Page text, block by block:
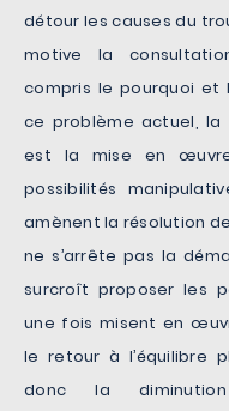
détour les causes du
motive la
compris le pourquoi et
ce problème actuel, la
est la mise en
possibilités
amènent la résolution
ne s’arrête pas la
surcroît proposer les
une fois misent en
le retour à l’équilibre
donc la